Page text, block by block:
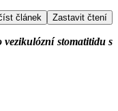
článek Zastavit čtení
stomatitidu s